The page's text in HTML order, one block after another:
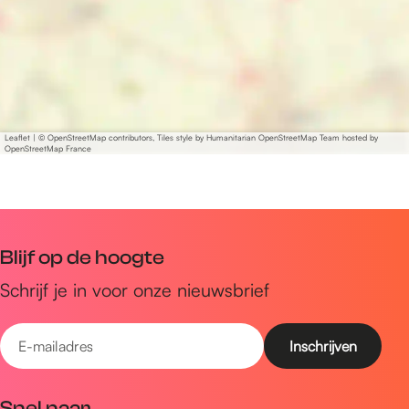
Leaflet | © OpenStreetMap contributors, Tiles style by Humanitarian OpenStreetMap Team hosted by
OpenStreetMap France
Blijf op de hoogte
Schrijf je in voor onze nieuwsbrief
E
-